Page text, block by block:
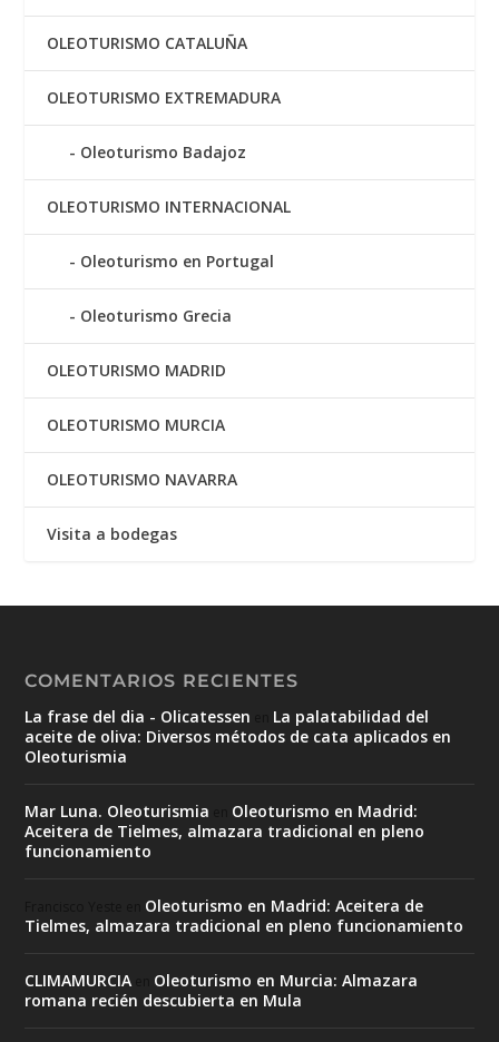
OLEOTURISMO CATALUÑA
OLEOTURISMO EXTREMADURA
Oleoturismo Badajoz
OLEOTURISMO INTERNACIONAL
Oleoturismo en Portugal
Oleoturismo Grecia
OLEOTURISMO MADRID
OLEOTURISMO MURCIA
OLEOTURISMO NAVARRA
Visita a bodegas
COMENTARIOS RECIENTES
La frase del dia - Olicatessen
La palatabilidad del
aceite de oliva: Diversos métodos de cata aplicados en
Oleoturismia
Mar Luna. Oleoturismia
Oleoturismo en Madrid:
Aceitera de Tielmes, almazara tradicional en pleno
funcionamiento
Oleoturismo en Madrid: Aceitera de
Tielmes, almazara tradicional en pleno funcionamiento
CLIMAMURCIA
Oleoturismo en Murcia: Almazara
romana recién descubierta en Mula